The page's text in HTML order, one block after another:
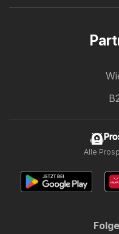
Alle